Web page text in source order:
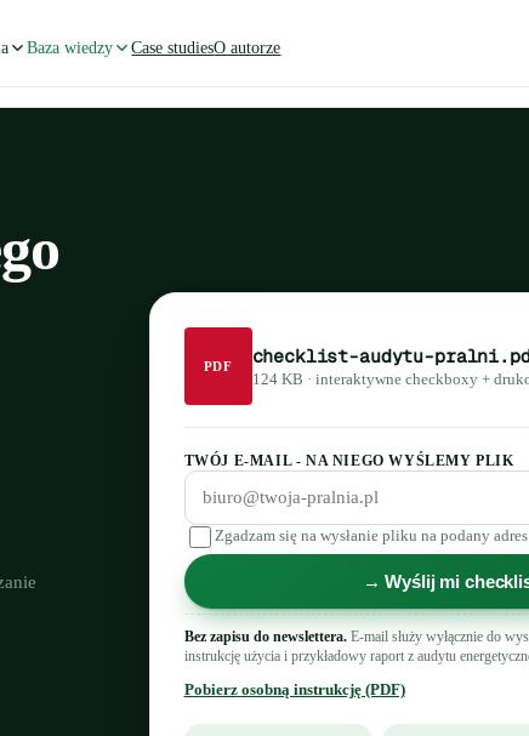
Baza wiedzy Case studiesO autorze
PDF checklist-audytu-
124 KB · interaktywne checkboxy +
TWÓJ E-MAIL - NA NIEGO WYŚLEMY PLIK
Zgadzam się na wysłanie pliku na podany
→ Wyślij mi
Bez zapisu do newslettera.E-mail służy wyłącznie do
instrukcję użycia i przykładowy raport z audytu
Pobierz osobną instrukcję (PDF)